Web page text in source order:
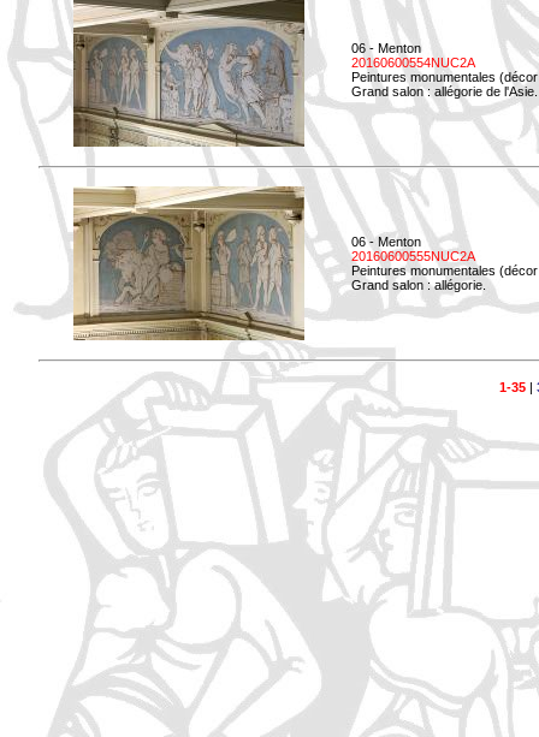
06 - Menton
20160600554NUC2A
Peintures monumentales
Grand salon : allégorie de l'Asie.
06 - Menton
20160600555NUC2A
Peintures monumentales
Grand salon : allégorie.
1-35|